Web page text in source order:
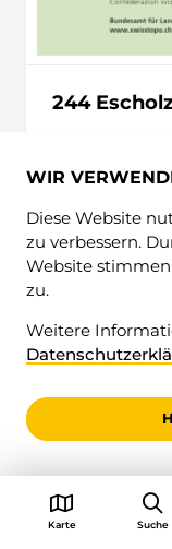
244
WIR
Diese Website
zu verbessern.
Website
zu.
Weitere
Karte Suche